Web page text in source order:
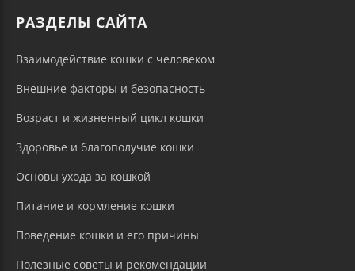
РАЗДЕЛЫ САЙТА
Взаимодействие кошки с человеком
Внешние факторы и безопасность
Возраст и жизненный цикл кошки
Здоровье и благополучие кошки
Основы ухода за кошкой
Питание и кормление кошки
Поведение кошки и его причины
Полезные советы и рекомендации